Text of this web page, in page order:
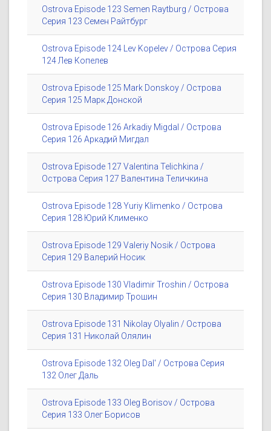
Ostrova Episode 123 Semen Raytburg / Острова
Серия 123 Семен Райтбург
Ostrova Episode 124 Lev Kopelev / Острова Серия
124 Лев Копелев
Ostrova Episode 125 Mark Donskoy / Острова
Серия 125 Марк Донской
Ostrova Episode 126 Arkadiy Migdal / Острова
Серия 126 Аркадий Мигдал
Ostrova Episode 127 Valentina Telichkina /
Острова Серия 127 Валентина Теличкина
Ostrova Episode 128 Yuriy Klimenko / Острова
Серия 128 Юрий Клименко
Ostrova Episode 129 Valeriy Nosik / Острова
Серия 129 Валерий Носик
Ostrova Episode 130 Vladimir Troshin / Острова
Серия 130 Владимир Трошин
Ostrova Episode 131 Nikolay Olyalin / Острова
Серия 131 Николай Олялин
Ostrova Episode 132 Oleg Dal' / Острова Серия
132 Олег Даль
Ostrova Episode 133 Oleg Borisov / Острова
Серия 133 Олег Борисов